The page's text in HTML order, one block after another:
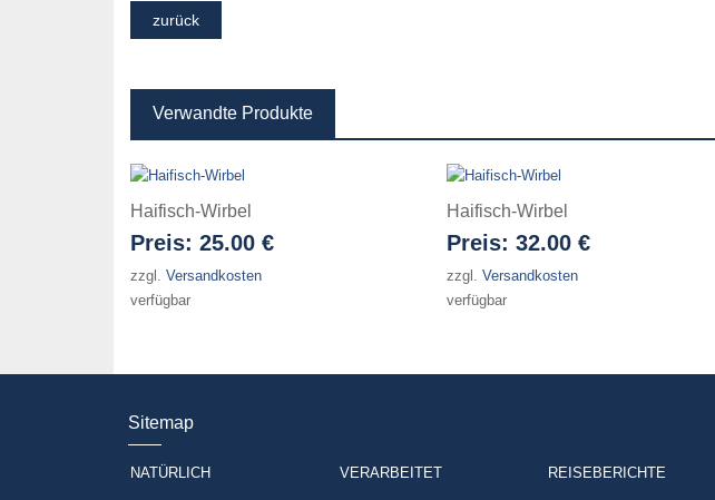
Verwandte Produkte
Haifisch-Wirbel
Preis: 25.00 €
zzgl. Versandkosten
verfügbar
Haifisch-Wirbel
Preis: 32.00 €
zzgl. Versandkosten
verfügbar
Sitemap
NATÜRLICH VERARBEITET REISEBERICHTE